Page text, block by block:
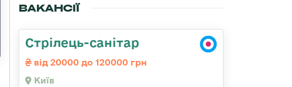
ВАКАНСІЇ
Стрілець-санітар
від 20000 до 120000 грн
Київ